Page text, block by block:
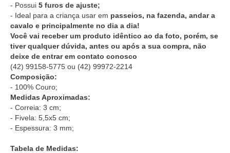
- Possui 5 furos de ajuste;
- Ideal para a criança usar em passeios, na fazenda, andar a
cavalo e principalmente no dia a dia!
Você vai receber um produto idêntico ao da foto, porém, se
tiver qualquer dúvida, antes ou após a sua compra, não
deixe de entrar em contato conosco
(42) 99158-5775 ou (42) 99972-2214
Composição:
- 100% Couro;
Medidas Aproximadas:
- Correia: 3 cm;
- Fivela: 5,5x5 cm;
- Espessura: 3 mm;
Tabela de Medidas: